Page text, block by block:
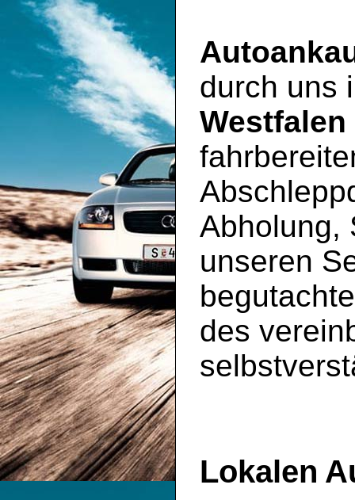
durch uns
Westfalen
Abholung,
unseren
des
Lokalen